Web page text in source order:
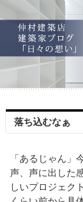
落ち込むなぁ
「あるじゃん」
声、声に出した
しいプロジェク